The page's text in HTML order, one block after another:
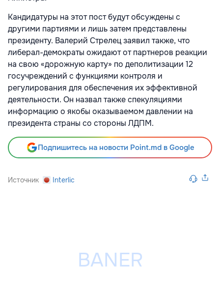
Кандидатуры на этот пост будут обсуждены с
другими партиями и лишь затем представлены
президенту. Валерий Стрелец заявил также, что
либерал-демократы ожидают от партнеров реакции
на свою «дорожную карту» по деполитизации 12
госучреждений с функциями контроля и
регулирования для обеспечения их эффективной
деятельности. Он назвал также спекуляциями
информацию о якобы оказываемом давлении на
президента страны со стороны ЛДПМ.
Подпишитесь на новости Point.md в Google
Источник Interlic